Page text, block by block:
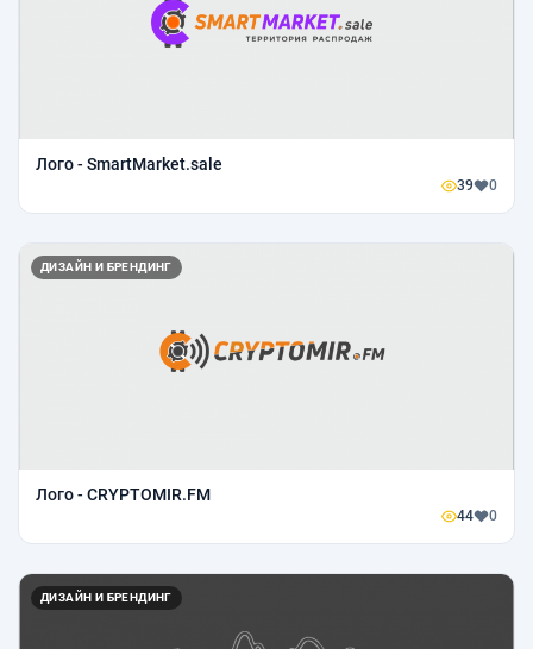
Лого - SmartMarket.sale
39 0
ДИЗАЙН И БРЕНДИНГ
Лого - CRYPTOMIR.FM
44 0
ДИЗАЙН И БРЕНДИНГ